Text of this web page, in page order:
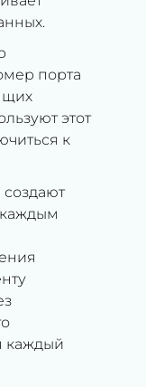
порта
этот
к
каждый